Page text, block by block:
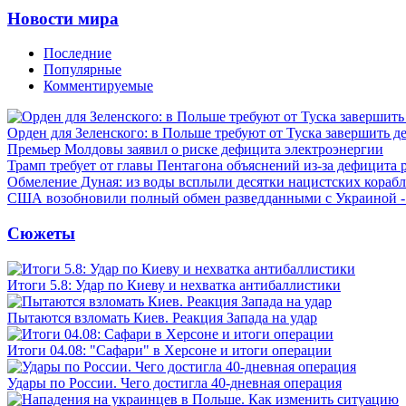
Новости мира
Последние
Популярные
Комментируемые
Орден для Зеленского: в Польше требуют от Туска завершить
Премьер Молдовы заявил о риске дефицита электроэнергии
Трамп требует от главы Пентагона объяснений из-за
Обмеление Дуная: из воды всплыли десятки нацистских
США возобновили полный обмен разведданными с
Сюжеты
Итоги 5.8: Удар по Киеву и нехватка антибаллистики
Пытаются взломать Киев. Реакция Запада на удар
Итоги 04.08: "Сафари" в Херсоне и итоги операции
Удары по России. Чего достигла 40-дневная операция